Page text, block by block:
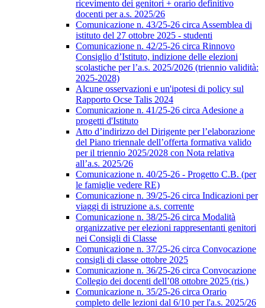
ricevimento dei genitori + orario definitivo
docenti per a.s. 2025/26
Comunicazione n. 43/25-26 circa Assemblea di
istituto del 27 ottobre 2025 - studenti
Comunicazione n. 42/25-26 circa Rinnovo
Consiglio d’Istituto, indizione delle elezioni
scolastiche per l’a.s. 2025/2026 (triennio validità:
2025-2028)
Alcune osservazioni e un'ipotesi di policy sul
Rapporto Ocse Talis 2024
Comunicazione n. 41/25-26 circa Adesione a
progetti d'Istituto
Atto d’indirizzo del Dirigente per l’elaborazione
del Piano triennale dell’offerta formativa valido
per il triennio 2025/2028 con Nota relativa
all’a.s. 2025/26
Comunicazione n. 40/25-26 - Progetto C.B. (per
le famiglie vedere RE)
Comunicazione n. 39/25-26 circa Indicazioni per
viaggi di istruzione a.s. corrente
Comunicazione n. 38/25-26 circa Modalità
organizzative per elezioni rappresentanti genitori
nei Consigli di Classe
Comunicazione n. 37/25-26 circa Convocazione
consigli di classe ottobre 2025
Comunicazione n. 36/25-26 circa Convocazione
Collegio dei docenti dell’08 ottobre 2025 (ris.)
Comunicazione n. 35/25-26 circa Orario
completo delle lezioni dal 6/10 per l'a.s. 2025/26